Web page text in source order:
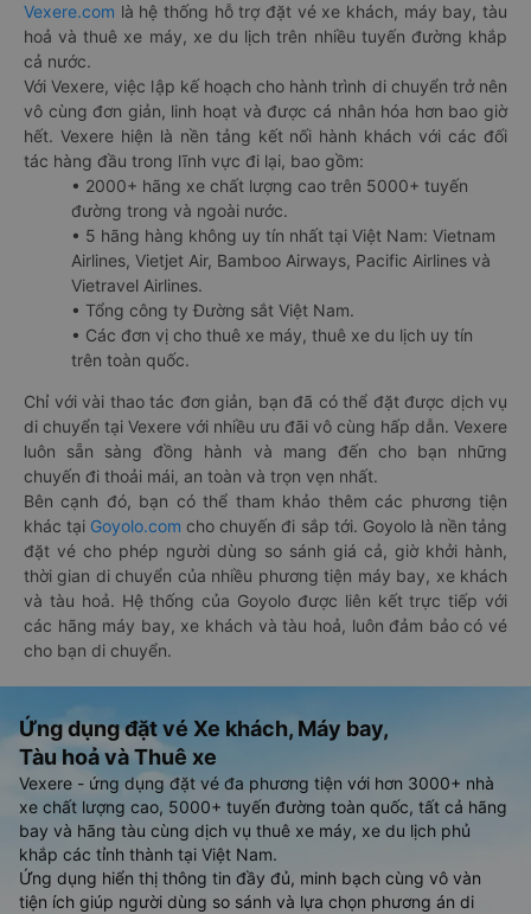
Vexere.com là hệ thống hỗ trợ đặt vé xe khách, máy bay, tàu
hoả và thuê xe máy, xe du lịch trên nhiều tuyến đường khắp
cả nước.
Với Vexere, việc lập kế hoạch cho hành trình di chuyển trở nên
vô cùng đơn giản, linh hoạt và được cá nhân hóa hơn bao giờ
hết. Vexere hiện là nền tảng kết nối hành khách với các đối
tác hàng đầu trong lĩnh vực đi lại, bao gồm:
• 2000+ hãng xe chất lượng cao trên 5000+ tuyến
đường trong và ngoài nước.
• 5 hãng hàng không uy tín nhất tại Việt Nam: Vietnam
Airlines, Vietjet Air, Bamboo Airways, Pacific Airlines và
Vietravel Airlines.
• Tổng công ty Đường sắt Việt Nam.
• Các đơn vị cho thuê xe máy, thuê xe du lịch uy tín
trên toàn quốc.
Chỉ với vài thao tác đơn giản, bạn đã có thể đặt được dịch vụ
di chuyển tại Vexere với nhiều ưu đãi vô cùng hấp dẫn. Vexere
luôn sẵn sàng đồng hành và mang đến cho bạn những
chuyến đi thoải mái, an toàn và trọn vẹn nhất.
Bên cạnh đó, bạn có thể tham khảo thêm các phương tiện
khác tại Goyolo.com cho chuyến đi sắp tới. Goyolo là nền tảng
đặt vé cho phép người dùng so sánh giá cả, giờ khởi hành,
thời gian di chuyển của nhiều phương tiện máy bay, xe khách
và tàu hoả. Hệ thống của Goyolo được liên kết trực tiếp với
các hãng máy bay, xe khách và tàu hoả, luôn đảm bảo có vé
cho bạn di chuyển.
Ứng dụng đặt vé Xe khách, Máy bay,
Tàu hoả và Thuê xe
Vexere - ứng dụng đặt vé đa phương tiện với hơn 3000+ nhà
xe chất lượng cao, 5000+ tuyến đường toàn quốc, tất cả hãng
bay và hãng tàu cùng dịch vụ thuê xe máy, xe du lịch phủ
khắp các tỉnh thành tại Việt Nam.
Ứng dụng hiển thị thông tin đầy đủ, minh bạch cùng vô vàn
tiện ích giúp người dùng so sánh và lựa chọn phương án di